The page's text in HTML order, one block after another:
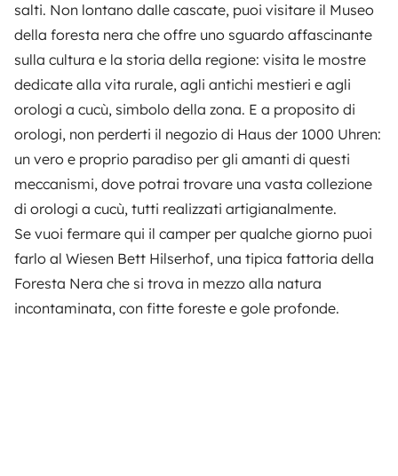
salti. Non lontano dalle cascate, puoi visitare il Museo
della foresta nera che offre uno sguardo affascinante
sulla cultura e la storia della regione: visita le mostre
dedicate alla vita rurale, agli antichi mestieri e agli
orologi a cucù, simbolo della zona. E a proposito di
orologi, non perderti il negozio di Haus der 1000 Uhren:
un vero e proprio paradiso per gli amanti di questi
meccanismi, dove potrai trovare una vasta collezione
di orologi a cucù, tutti realizzati artigianalmente.
Se vuoi fermare qui il camper per qualche giorno puoi
farlo al Wiesen Bett Hilserhof, una tipica fattoria della
Foresta Nera che si trova in mezzo alla natura
incontaminata, con fitte foreste e gole profonde.